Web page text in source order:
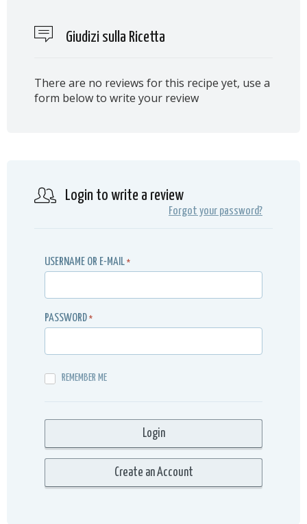
Giudizi sulla Ricetta
There are no reviews for this recipe yet, use a
form below to write your review
Login to write a review
Forgot your password?
USERNAME OR E-MAIL *
PASSWORD *
REMEMBER ME